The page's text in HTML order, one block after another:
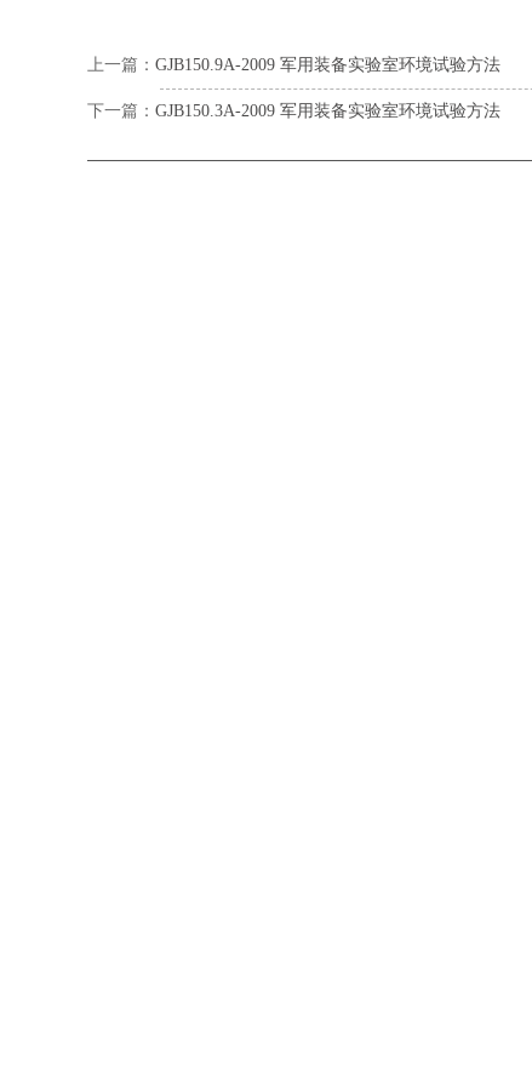
上一篇： GJB150.9A-2009 军用装备实验室环境试验方法
下一篇： GJB150.3A-2009 军用装备实验室环境试验方法